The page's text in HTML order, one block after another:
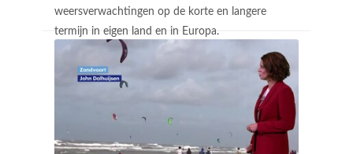
weersverwachtingen op de korte en langere
termijn in eigen land en in Europa.